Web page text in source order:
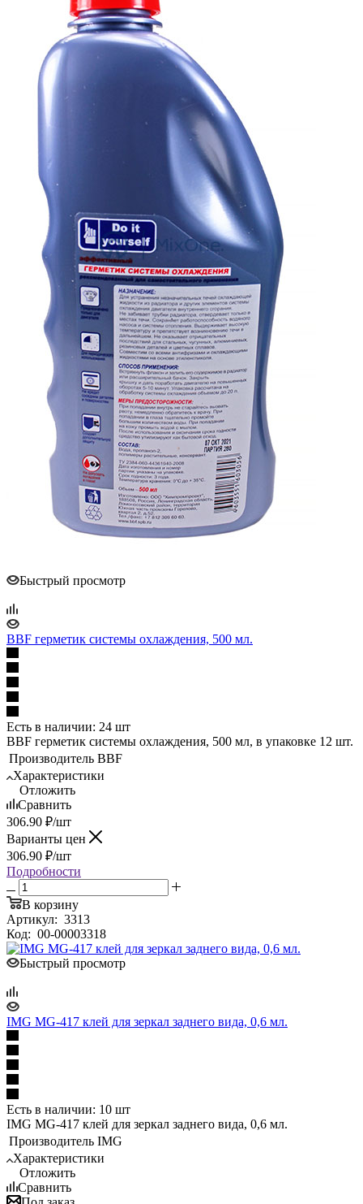
Быстрый просмотр
BBF герметик системы охлаждения, 500 мл.
Есть в наличии: 24 шт
BBF герметик системы охлаждения, 500 мл, в упаковке 12 шт.
Производитель BBF
Характеристики
Отложить
Сравнить
306.90 ₽/шт
Варианты цен
306.90 ₽/шт
Подробности
В корзину
Артикул: 3313
Код: 00-00003318
Быстрый просмотр
IMG MG-417 клей для зеркал заднего вида, 0,6 мл.
Есть в наличии: 10 шт
IMG MG-417 клей для зеркал заднего вида, 0,6 мл.
Производитель IMG
Характеристики
Отложить
Сравнить